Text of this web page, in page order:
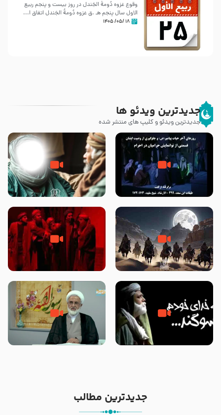
وقوع غزوه دُومةُ الجَندل در روز بیست و پنجم ربیع
الاول سال پنجم هـ .ق غزوه دُومةُ الجَندل اتفاق ا...
۱۸ /۰۵/ ۱۴۰۵
جدیدترین ویدئو ها
جدیدترین ویدئو و کلیپ های منتشر شده
روزهای آخر حیات پیامبر اکرم صلی
الله علیه و آله – قسمتی از
وصیتی که نوشته نشد (حدیث
قرطاس)
‌‌‌‌‌‌‌داستان ترور نافرجام رسول خدا
صلی الله علیه و آله – شهادت
قسمتی از نوا نمایش بیرق ماندگار
بیان توطئه های منافقین پیش از
خطبه حضرت سلمان سه روز پس از
شهادت پیامبر اکرم صلی الله علیه
مادر داعش – حجت الاسلام جباری
جدیدترین مطالب